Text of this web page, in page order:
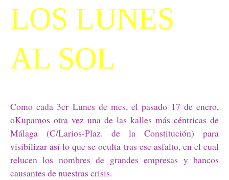
LOS LUNES
AL SOL
Como cada 3er Lunes de mes, el pasado 17 de enero,
oKupamos otra vez una de las kalles más céntricas de
Málaga (C/Larios-Plaz. de la Constitución) para
visibilizar así lo que se oculta tras ese asfalto, en el cual
relucen los nombres de grandes empresas y bancos
causantes de nuestras crisis.